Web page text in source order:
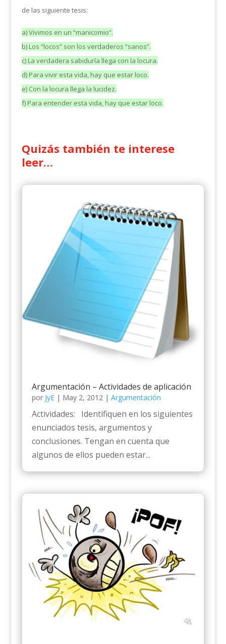
de las siguiente tesis:
a) Vivimos en un “manicomio”.
b) Los “locos” son los verdaderos “sanos”.
c) La verdadera sabiduría llega con la locura.
d) Para vivir esta vida, hay que estar loco.
e) Con la locura llega la lucidez.
f) Para entender esta vida, hay que estar loco.
Quizás también te interese
leer…
Argumentación – Actividades de aplicación
por JyE| May 2, 2012| Argumentación
Actividades: Identifiquen en los siguientes
enunciados tesis, argumentos y
conclusiones. Tengan en cuenta que
algunos de ellos pueden estar...